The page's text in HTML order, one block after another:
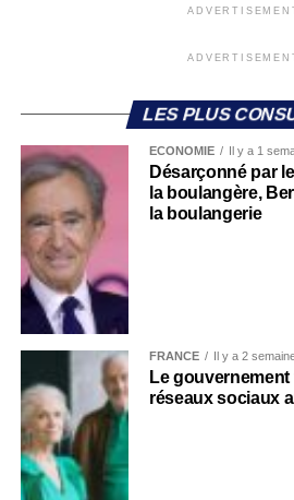
LES PLUS
ECONOMIE Il y a 1
Désarçonné par
la boulangère,
la boulangerie
FRANCE Il y a 2
Le
réseaux sociaux